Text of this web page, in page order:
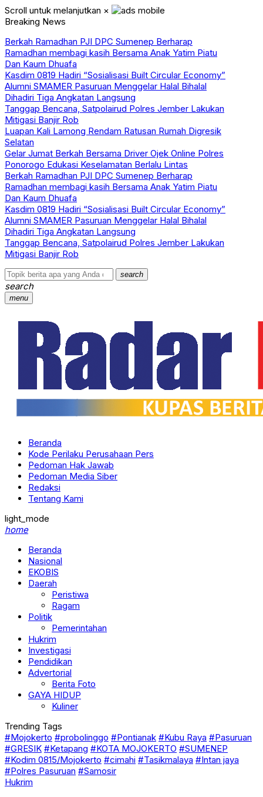
Scroll untuk melanjutkan ×
Breaking News
Berkah Ramadhan PJI DPC Sumenep Berharap
Ramadhan membagi kasih Bersama Anak Yatim Piatu
Dan Kaum Dhuafa
Kasdim 0819 Hadiri “Sosialisasi Built Circular Economy”
Alumni SMAMER Pasuruan Menggelar Halal Bihalal
Dihadiri Tiga Angkatan Langsung
Tanggap Bencana, Satpolairud Polres Jember Lakukan
Mitigasi Banjir Rob
Luapan Kali Lamong Rendam Ratusan Rumah Digresik
Selatan
Gelar Jumat Berkah Bersama Driver Ojek Online Polres
Ponorogo Edukasi Keselamatan Berlalu Lintas
Berkah Ramadhan PJI DPC Sumenep Berharap
Ramadhan membagi kasih Bersama Anak Yatim Piatu
Dan Kaum Dhuafa
Kasdim 0819 Hadiri “Sosialisasi Built Circular Economy”
Alumni SMAMER Pasuruan Menggelar Halal Bihalal
Dihadiri Tiga Angkatan Langsung
Tanggap Bencana, Satpolairud Polres Jember Lakukan
Mitigasi Banjir Rob
search
search
menu
Beranda
Kode Perilaku Perusahaan Pers
Pedoman Hak Jawab
Pedoman Media Siber
Redaksi
Tentang Kami
light_mode
home
Beranda
Nasional
EKOBIS
Daerah
Peristiwa
Ragam
Politik
Pemerintahan
Hukrim
Investigasi
Pendidikan
Advertorial
Berita Foto
GAYA HIDUP
Kuliner
Trending Tags
#Mojokerto #probolinggo #Pontianak #Kubu Raya #Pasuruan
#GRESIK #Ketapang #KOTA MOJOKERTO #SUMENEP
#Kodim 0815/Mojokerto #cimahi #Tasikmalaya #Intan jaya
#Polres Pasuruan #Samosir
Hukrim